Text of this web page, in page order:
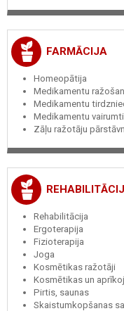
FARMĀCIJA
Homeopātija
Medikamentu
Medikamentu
Medikamentu
Zāļu ražotāju
Rehabilitācija
Ergoterapija
Fizioterapija
Joga
Kosmētikas ražotāji
Kosmētikas un
Pirtis, saunas
Skaistumkopšanas